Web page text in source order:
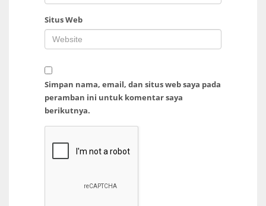
Situs Web
Simpan nama, email, dan situs web saya pada
peramban ini untuk komentar saya
berikutnya.